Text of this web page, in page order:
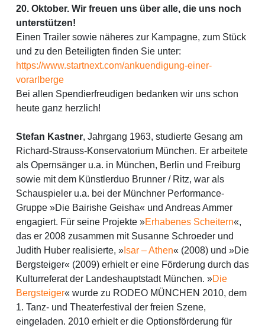
20. Oktober. Wir freuen uns über alle, die uns noch
unterstützen!
Einen Trailer sowie näheres zur Kampagne, zum Stück
und zu den Beteiligten finden Sie unter:
https://www.startnext.com/ankuendigung-einer-
vorarlberge
Bei allen Spendierfreudigen bedanken wir uns schon
heute ganz herzlich!
Stefan Kastner, Jahrgang 1963, studierte Gesang am
Richard-Strauss-Konservatorium München. Er arbeitete
als Opernsänger u.a. in München, Berlin und Freiburg
sowie mit dem Künstlerduo Brunner / Ritz, war als
Schauspieler u.a. bei der Münchner Performance-
Gruppe »Die Bairishe Geisha« und Andreas Ammer
engagiert. Für seine Projekte »Erhabenes Scheitern«,
das er 2008 zusammen mit Susanne Schroeder und
Judith Huber realisierte, » Isar – Athen« (2008) und »Die
Bergsteiger« (2009) erhielt er eine Förderung durch das
Kulturreferat der Landeshauptstadt München. »Die
Bergsteiger« wurde zu RODEO MÜNCHEN 2010, dem
1. Tanz- und Theaterfestival der freien Szene,
eingeladen. 2010 erhielt er die Optionsförderung für